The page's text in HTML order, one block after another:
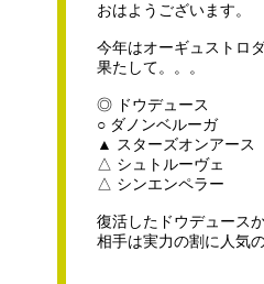
おはようございます。
今年はオーギュストロ
果たして。。。
◎ ドウデュース
○ ダノンベルーガ
▲ スターズオンアース
△ シュトルーヴェ
△ シンエンペラー
復活したドウデュース
相手は実力の割に人気